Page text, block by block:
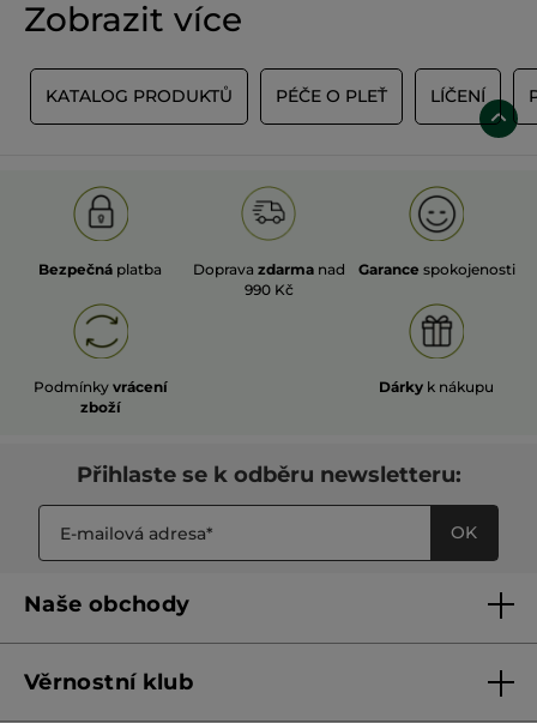
Zobrazit více
KATALOG PRODUKTŮ PÉČE O PLEŤ LÍČENÍ
Bezpečná platba Doprava zdarma nad
990 Kč
Garance spokojenosti
Podmínky vrácení
zboží
Dárky k nákupu
Přihlaste se k odběru newsletteru:
OK
Naše obchody
Franšízing
Věrnostní klub